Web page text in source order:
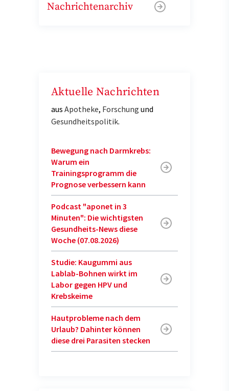
Nachrichtenarchiv
Aktuelle Nachrichten
aus Apotheke, Forschung und
Gesundheitspolitik.
Bewegung nach Darmkrebs:
Warum ein
Trainingsprogramm die
Prognose verbessern kann
Podcast "aponet in 3
Minuten": Die wichtigsten
Gesundheits-News diese
Woche (07.08.2026)
Studie: Kaugummi aus
Lablab-Bohnen wirkt im
Labor gegen HPV und
Krebskeime
Hautprobleme nach dem
Urlaub? Dahinter können
diese drei Parasiten stecken